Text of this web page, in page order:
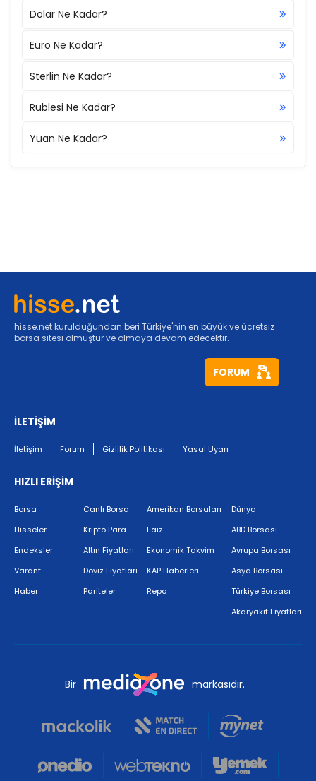
Dolar Ne Kadar?
Euro Ne Kadar?
Sterlin Ne Kadar?
Rublesi Ne Kadar?
Yuan Ne Kadar?
hisse.net kurulduğundan beri Türkiye'nin en büyük ve ücretsiz
borsa sitesi olmuştur ve olmaya devam edecektir.
FORUM
İLETİŞİM
İletişim Forum Gizlilik Politikası Yasal Uyarı
HIZLI ERİŞİM
Borsa
Hisseler
Endeksler
Varant
Haber
Canlı Borsa
Kripto Para
Altın Fiyatları
Döviz Fiyatları
Pariteler
Amerikan Borsaları
Faiz
Ekonomik Takvim
KAP Haberleri
Repo
Dünya
ABD Borsası
Avrupa Borsası
Asya Borsası
Türkiye Borsası
Akaryakıt Fiyatları
Bir markasıdır.